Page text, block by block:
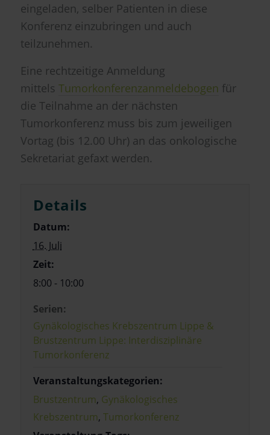
eingeladen, selber Patienten in diese
Konferenz einzubringen und auch
teilzunehmen.
Eine rechtzeitige Anmeldung
mittels Tumorkonferenzanmeldebogen für
die Teilnahme an der nächsten
Tumorkonferenz muss bis zum jeweiligen
Vortag (bis 12.00 Uhr) an das onkologische
Sekretariat gefaxt werden.
Details
Datum:
16. Juli
Zeit:
8:00 - 10:00
Serien:
Gynäkologisches Krebszentrum Lippe &
Brustzentrum Lippe: Interdisziplinäre
Tumorkonferenz
Veranstaltungskategorien:
Brustzentrum, Gynäkologisches
Krebszentrum, Tumorkonferenz